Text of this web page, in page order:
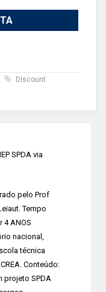
Discount
SPDA via
pelo Prof
Tempo
4 ANOS
nacional,
técnica
Conteúdo:
projeto SPDA